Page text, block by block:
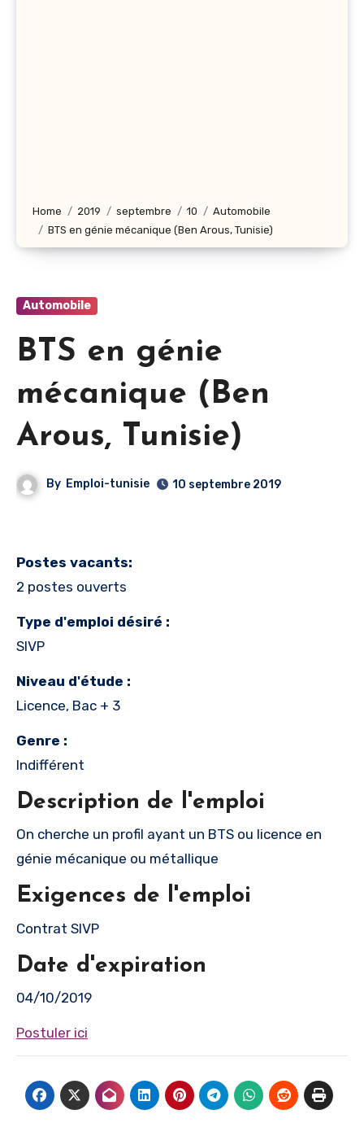
Home 2019 septembre 10
Automobile
BTS en génie mécanique (Ben Arous, Tunisie)
Automobile
BTS en génie
mécanique (Ben
Arous, Tunisie)
By Emploi-tunisie 10 septembre 2019
Postes vacants:
2 postes ouverts
Type d'emploi désiré :
SIVP
Niveau d'étude :
Licence, Bac + 3
Genre :
Indifférent
Description de l'emploi
On cherche un profil ayant un BTS ou licence en
génie mécanique ou métallique
Exigences de l'emploi
Contrat SIVP
Date d'expiration
04/10/2019
Postuler ici